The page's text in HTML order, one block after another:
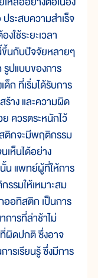
ระสบความสำเร็จ
ใช้ระยะเวลา
ขึ้นกับปัจจัยหลายๆ
รูปแบบของการ
ก ที่เริ่มได้รับการ
ร้าง และความผิด
ควรตระหนักไว้
ติกจะมีพฤติกรรม
ห็นได้อย่าง
น แพทย์ผู้ที่ให้การ
รรมให้เหมาะสม
ออทิสติก เป็นการ
ารที่ล่าช้าไม่
ผิดปกติ ซึ่งอาจ
รเรียนรู้ ซึ่งมีการ